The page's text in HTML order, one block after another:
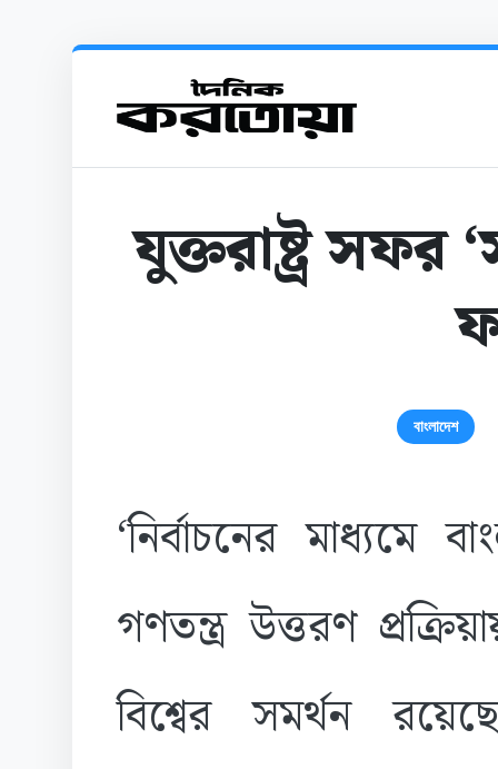
যুক্তরাষ্ট্র সফর
বাংলাদেশ
‘নির্বাচনের মাধ্যমে
গণতন্ত্র উত্তরণ
বিশ্বের সমর্থন